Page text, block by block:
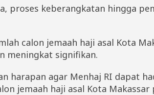
proses keberangkatan hingga
calon jemaah haji asal Kota
meningkat signifikan.
harapan agar Menhaj RI dapat
jemaah haji asal Kota Makassar